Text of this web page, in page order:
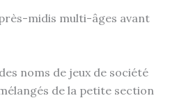
midis multi-âges avant
noms de jeux de société
de la petite section